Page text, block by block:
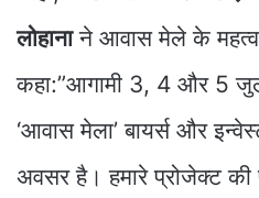
लोहानाने आवास मेले के महत्व
कहा:”आगामी 3, 4 और 5
‘आवास मेला’ बायर्स और
अवसर है। हमारे प्रोजेक्ट की